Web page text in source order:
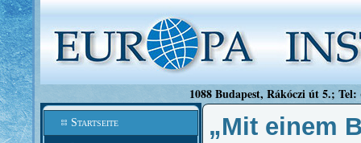
1088 Budapest, Rákóczi út 5.;
Startseite „Mit einem